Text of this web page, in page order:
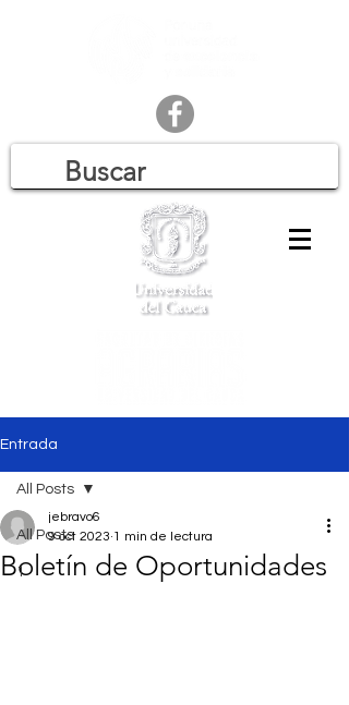
Entrada
All Posts
1
All Posts
Boletín de Oportunidades
jebravo6
9 oct 2023 1 min de lectura